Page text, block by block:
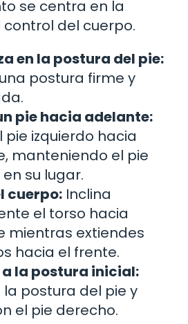
se centra en la
control del cuerpo.
en la postura del pie:
postura firme y
pie hacia adelante:
pie izquierdo hacia
manteniendo el pie
su lugar.
cuerpo: Inclina
el torso hacia
mientras extiendes
hacia el frente.
a la postura inicial:
la postura del pie y
el pie derecho.